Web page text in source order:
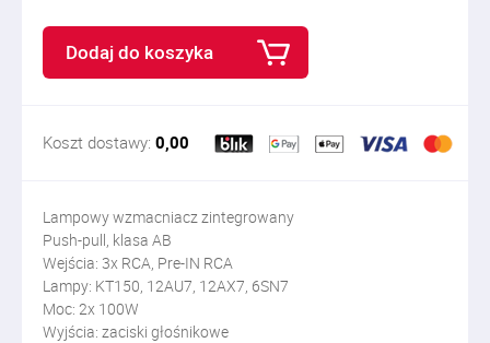
Dodaj do koszyka
Koszt dostawy: 0,00
Lampowy wzmacniacz zintegrowany
Push-pull, klasa AB
Wejścia: 3x RCA, Pre-IN RCA
Lampy: KT150, 12AU7, 12AX7, 6SN7
Moc: 2x 100W
Wyjścia: zaciski głośnikowe